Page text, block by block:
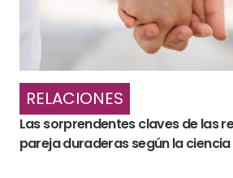
RELACIONES
Las sorprendentes claves de las
pareja duraderas según la ciencia